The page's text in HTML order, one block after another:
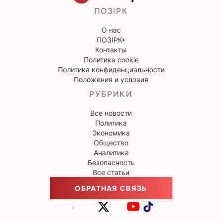
ПОЗІРК
О нас
ПОЗІРК+
Контакты
Политика cookie
Политика конфиденциальности
Положения и условия
РУБРИКИ
Все новости
Политика
Экономика
Общество
Аналитика
Безопасность
Все статьи
ОБРАТНАЯ СВЯЗЬ